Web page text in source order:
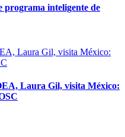
programa inteligente de
Laura Gil, visita México: